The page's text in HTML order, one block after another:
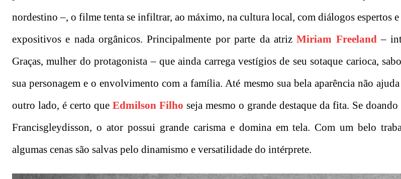
nordestino –, o filme tenta se infiltrar, ao máximo, na cultura local, com diálogos espertos e
expositivos e nada orgânicos. Principalmente por parte da atrizMiriam Freeland–
Graças, mulher do protagonista – que ainda carrega vestígios de seu sotaque carioca,
sua personagem e o envolvimento com a família. Até mesmo sua bela aparência não
outro lado, é certo que Edmilson Filho seja mesmo o grande destaque da fita. Se
Francisgleydisson, o ator possui grande carisma e domina em tela. Com um belo
algumas cenas são salvas pelo dinamismo e versatilidade do intérprete.